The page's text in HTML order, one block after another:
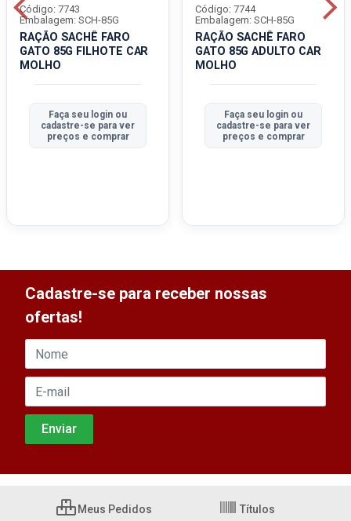
RAÇÃO SACHÊ FARO
GATO 85G FILHOTE CAR
MOLHO
Código: 7743
Embalagem: SCH-85G
Faça seu login ou
cadastre-se para ver
preços e comprar
RAÇÃO SACHÊ FARO
GATO 85G ADULTO CAR
MOLHO
Código: 7744
Embalagem: SCH-85G
Faça seu login ou
cadastre-se para ver
preços e comprar
Cadastre-se para receber nossas
ofertas!
Meus Pedidos Títulos